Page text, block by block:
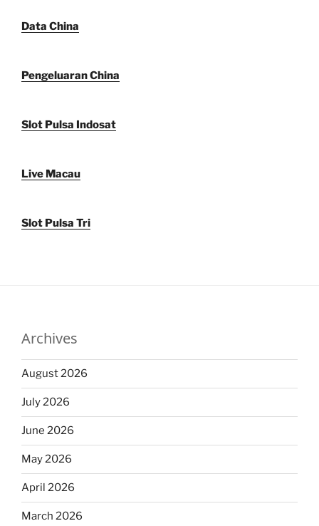
Data China
Pengeluaran China
Slot Pulsa Indosat
Live Macau
Slot Pulsa Tri
Archives
August 2026
July 2026
June 2026
May 2026
April 2026
March 2026